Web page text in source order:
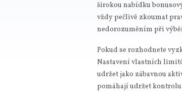
širokou nabídku
vždy pečlivě zkoumat
nedorozuměním při
Pokud se rozhodnete
Nastavení vlastních
udržet jako zábavnou
pomáhají udržet